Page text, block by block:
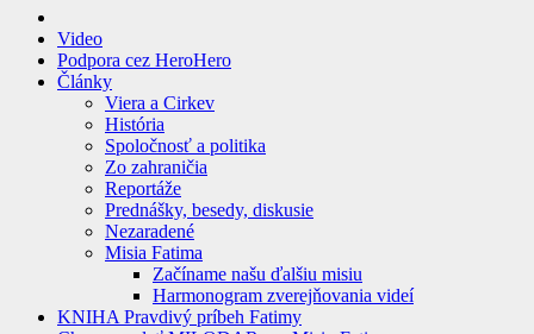
Video
Podpora cez HeroHero
Články
Viera a Cirkev
História
Spoločnosť a politika
Zo zahraničia
Reportáže
Prednášky, besedy, diskusie
Nezaradené
Misia Fatima
Začíname našu ďalšiu misiu
Harmonogram zverejňovania videí
KNIHA Pravdivý príbeh Fatimy